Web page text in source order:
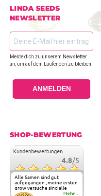
LINDA SEEDS
NEWSLETTER
Melde dich zu unserem Newsletter
an, um auf dem Laufenden zu bleiben.
ANMELDEN
SHOP-BEWERTUNG
Kundenbewertungen
4.8/5
Alle Samen sind gut
aufgegangen , meine ersten
grow versuche sind alle
geglückt. Die Sorten undMehr...